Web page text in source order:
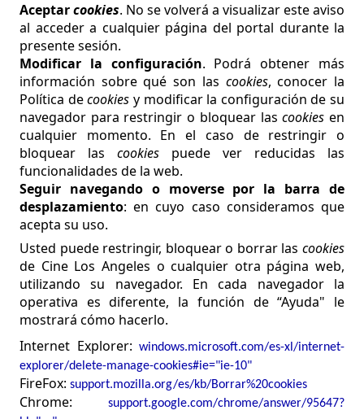
Aceptarcookies. No se volverá a visualizar este aviso
al acceder a cualquier página del portal durante la
presente sesión.
Modificar la configuración. Podrá obtener más
información sobre qué son las cookies, conocer la
Política decookies y modificar la configuración de su
navegador para restringir o bloquear lascookies en
cualquier momento. En el caso de restringir o
bloquear las cookies puede ver reducidas las
funcionalidades de la web.
Seguir navegando o moverse por la barra de
desplazamiento: en cuyo caso consideramos que
acepta su uso.
Usted puede restringir, bloquear o borrar las cookies
de Cine Los Angeles o cualquier otra página web,
utilizando su navegador. En cada navegador la
operativa es diferente, la función de “Ayuda" le
mostrará cómo hacerlo.
Internet Explorer: windows.microsoft.com/es-xl/internet-
explorer/delete-manage-cookies#ie="ie-10"
FireFox: support.mozilla.org/es/kb/Borrar%20cookies
Chrome: support.google.com/chrome/answer/95647?